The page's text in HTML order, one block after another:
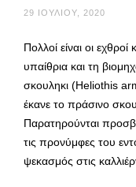
29 ΙΟΥΛΊΟΥ, 2020
Πολλοί είναι οι
υπαίθρια και τη
σκουληκι (Heliothis
έκανε το πράσινο
Παρατηρούνται
τις προνύμφες του
ψεκασμός στις